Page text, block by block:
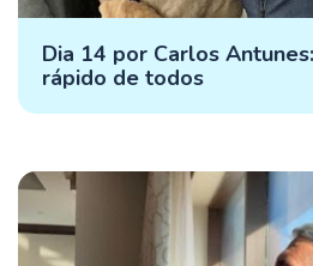
Dia 14 por Carlos
rápido de todos